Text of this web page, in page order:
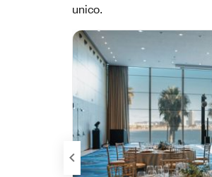
unico.
Precedente